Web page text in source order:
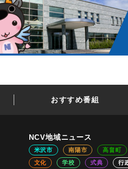
おすすめ番組
NCV地域ニュース
米沢市 南陽市 高畠町
文化
学校 式典 行